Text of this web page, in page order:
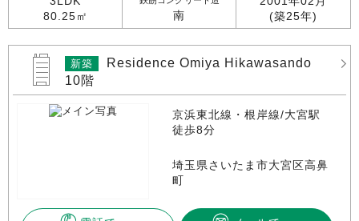
80.25㎡
南
(築25年)
新築
Residence Omiya Hikawasando
10階
京浜東北線・根岸線/大宮駅
徒歩8分
埼玉県さいたま市大宮区高鼻
町